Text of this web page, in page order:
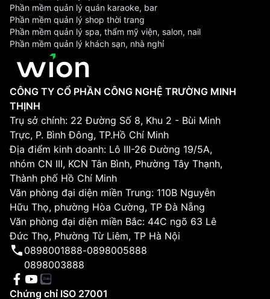
Phần mềm quản lý quán karaoke, bar
Phần mềm quản lý shop thời trang
Phần mềm quản lý spa, thẩm mỹ viện, salon, nail
Phần mềm quản lý khách sạn, nhà nghỉ
CÔNG TY CỔ PHẦN CÔNG NGHỆ TRƯỜNG MINH
THỊNH
Trụ sở chính: 22 Đường Số 8, Khu 2 - Bùi Minh
Trực, P. Bình Đông, TP.Hồ Chí Minh
Địa điểm kinh doanh: Lô III-26 Đường 19/5A,
nhóm CN III, KCN Tân Bình, Phường Tây Thạnh,
Thành phố Hồ Chí Minh
Văn phòng đại diện miền Trung: 110B Nguyễn
Hữu Thọ, phường Hòa Cường, TP Đà Nẵng
Văn phòng đại diện miền Bắc: 44C ngõ 63 Lê
Đức Thọ, Phường Từ Liêm, TP Hà Nội
0898001888-0898005888
0898003888
Chứng chỉ ISO 27001